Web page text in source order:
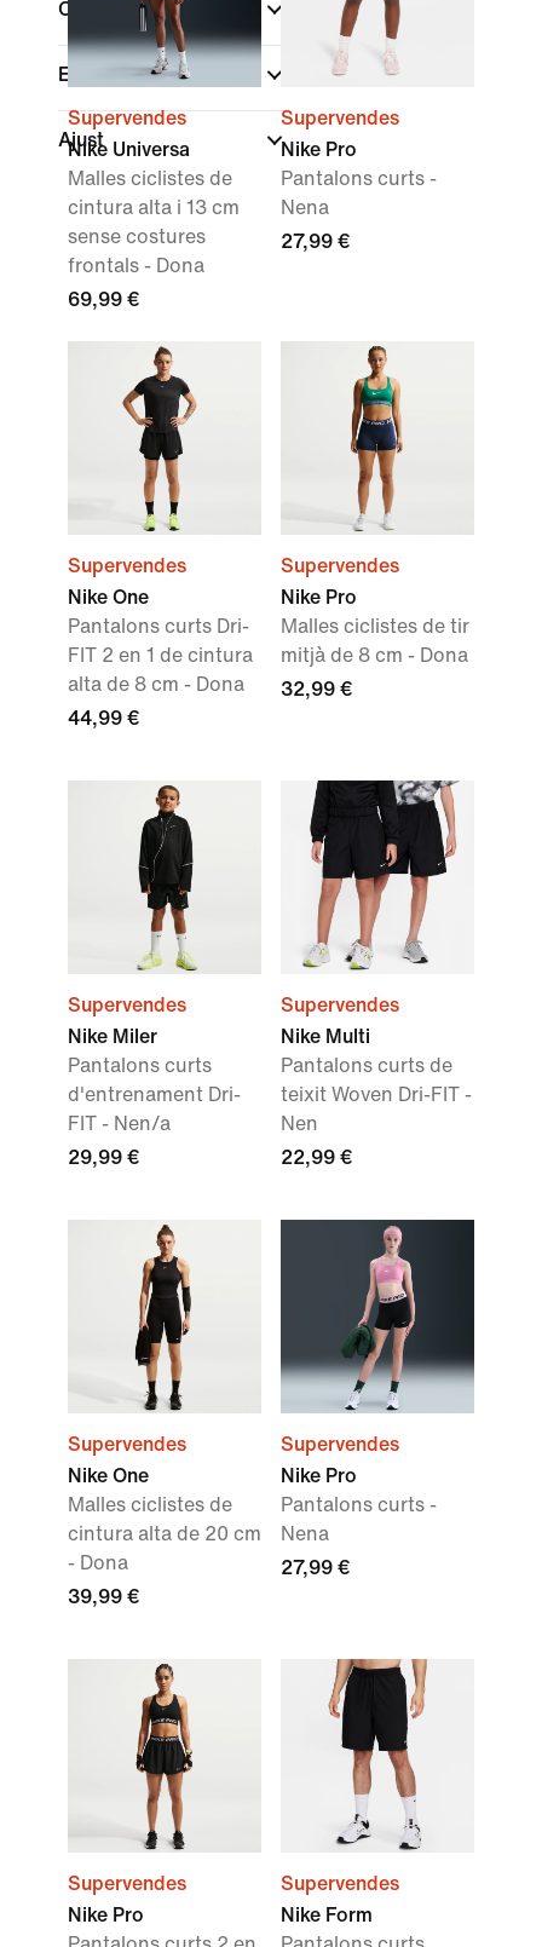
Color
Esports (1)
Ajust
Supervendes
Nike Universa
Malles ciclistes de
cintura alta i 13 cm
sense costures
frontals - Dona
69,99 €
Supervendes
Nike Pro
Pantalons curts -
Nena
27,99 €
Supervendes
Nike One
Pantalons curts Dri-
FIT 2 en 1 de cintura
alta de 8 cm - Dona
44,99 €
Supervendes
Nike Pro
Malles ciclistes de tir
mitjà de 8 cm - Dona
32,99 €
Supervendes
Nike Miler
Pantalons curts
d'entrenament Dri-
FIT - Nen/a
29,99 €
Supervendes
Nike Multi
Pantalons curts de
teixit Woven Dri-FIT -
Nen
22,99 €
Supervendes
Nike One
Malles ciclistes de
cintura alta de 20 cm
- Dona
39,99 €
Supervendes
Nike Pro
Pantalons curts -
Nena
27,99 €
Supervendes
Nike Pro
Supervendes
Nike Form